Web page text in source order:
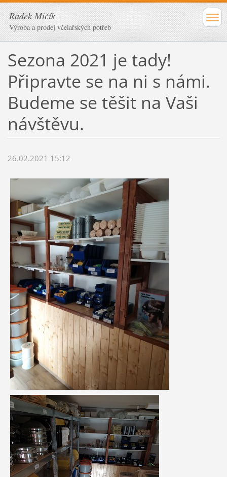
Radek Mičík
Výroba a prodej včelařských potřeb
Sezona 2021 je tady!
Připravte se na ni s námi.
Budeme se těšit na Vaši
návštěvu.
26.02.2021 15:12